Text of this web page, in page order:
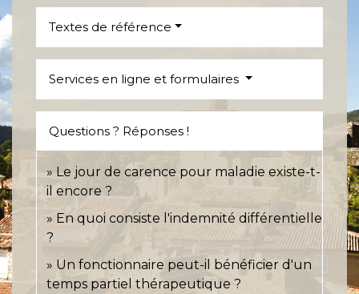
Textes de référence
Services en ligne et formulaires
Questions ? Réponses !
Le jour de carence pour maladie existe-t-
il encore ?
En quoi consiste l'indemnité différentielle
?
Un fonctionnaire peut-il bénéficier d'un
temps partiel thérapeutique ?